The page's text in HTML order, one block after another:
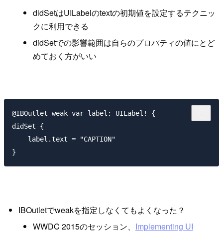
didSetはUILabelのtextの初期値を設定するテクニッ
クに利用できる
didSetでの影響範囲は自らのプロパティの値にとど
めておく方がいい
@IBOutlet weak var label: UILabel! {
didSet {
    label.text = "CAPTION"
IBOutletでweakを指定しなくてもよくなった？
WWDC 2015のセッション、 Implementing UI